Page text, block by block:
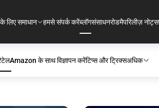
लिए समाधान हमसे संपर्क करेंब्लॉगसंसाधनरोडमैपरिलीज़ नोट्स
Amazon के साथ विज्ञापन करेंटिप्स और ट्रिक्सअधिक
रिटेल